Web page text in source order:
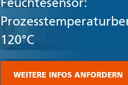
120°C
WEITERE INFOS ANFORDERN